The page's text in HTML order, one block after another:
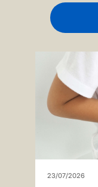
23/07/2026